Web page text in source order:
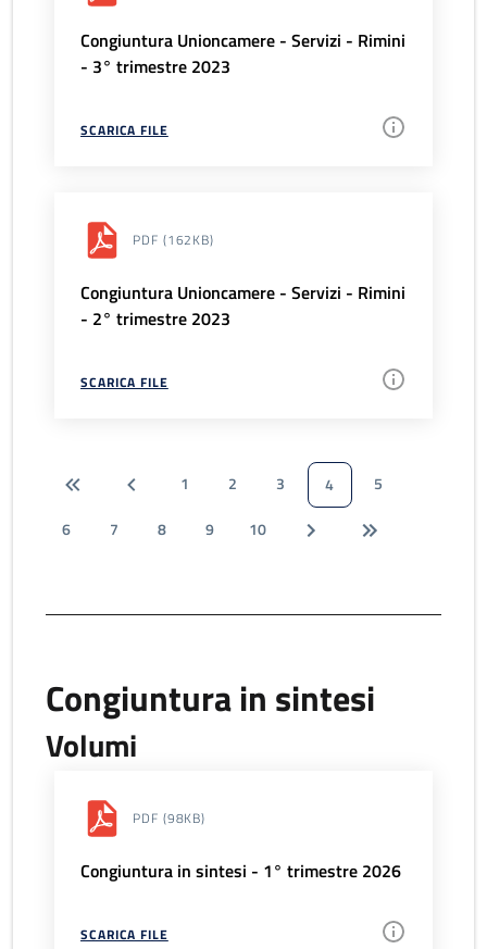
Congiuntura Unioncamere - Servizi - Rimini
- 3° trimestre 2023
SCARICA FILE
PDF (162KB)
Congiuntura Unioncamere - Servizi - Rimini
- 2° trimestre 2023
SCARICA FILE
1 2 3 4
5
6
7 8 9 10
Congiuntura in sintesi
Volumi
PDF (98KB)
Congiuntura in sintesi - 1° trimestre 2026
SCARICA FILE